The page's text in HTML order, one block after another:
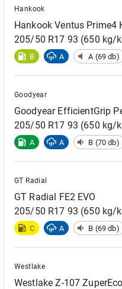
Hankook
Hankook Ventus Prime4
205/50 R17 93 (650 kg/
B A A (69 db)
Goodyear
Goodyear EfficientGrip
205/50 R17 93 (650 kg/
A A B (70 db)
GT Radial
GT Radial FE2 EVO
205/50 R17 93 (650 kg/
C A B (69 db)
Westlake
Westlake Z-107 ZuperEco